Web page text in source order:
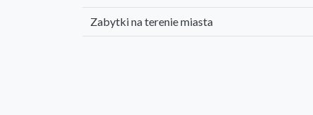
Zabytki na terenie miasta